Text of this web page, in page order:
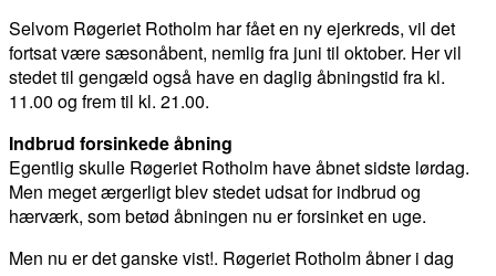
Selvom Røgeriet Rotholm har fået en ny ejerkreds, vil det
fortsat være sæsonåbent, nemlig fra juni til oktober. Her vil
stedet til gengæld også have en daglig åbningstid fra kl.
11.00 og frem til kl. 21.00.
Indbrud forsinkede åbning
Egentlig skulle Røgeriet Rotholm have åbnet sidste lørdag.
Men meget ærgerligt blev stedet udsat for indbrud og
hærværk, som betød åbningen nu er forsinket en uge.
Men nu er det ganske vist!. Røgeriet Rotholm åbner i dag